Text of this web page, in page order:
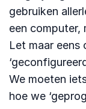
gebruiken
een computer,
Let maar eens
We moeten
hoe we